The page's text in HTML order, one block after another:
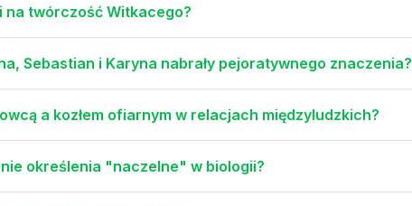
na twórczość Witkacego?
Sebastian i Karyna nabrały pejoratywnego znaczenia?
a kozłem ofiarnym w relacjach międzyludzkich?
określenia "naczelne" w biologii?